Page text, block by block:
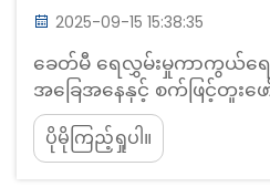
2025-09-15 15:38:35
ခေတ်မီ ရေလွှမ်းမှုကာကွယ်ရေ
အခြေအနေနှင့် စက်ဖြင့်တူးဖ
ကြောင်းများ၏ တိုးတက်မှု ရ
မြို့ပြရေလွှမ်းမှုများ တိုးပွားလ
အချိန်တွင် မြို့ပြရေလွှမ်းမှုမျာ
ပိုမိုကြည့်ရှုပါ။